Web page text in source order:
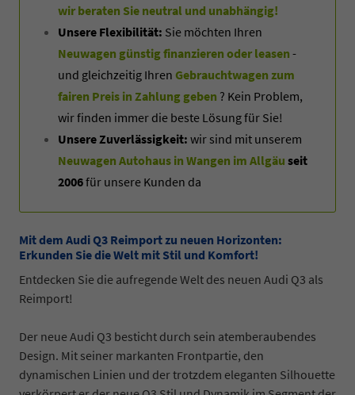
wir beraten Sie neutral und unabhängig!
Unsere Flexibilität: Sie möchten Ihren
Neuwagen günstig finanzieren oder leasen -
und gleichzeitig Ihren Gebrauchtwagen zum
fairen Preis in Zahlung geben ? Kein Problem,
wir finden immer die beste Lösung für Sie!
Unsere Zuverlässigkeit: wir sind mit unserem
Neuwagen Autohaus in Wangen im Allgäu seit
2006für unsere Kunden da
Mit dem Audi Q3 Reimport zu neuen Horizonten:
Erkunden Sie die Welt mit Stil und Komfort!
Entdecken Sie die aufregende Welt des neuen Audi Q3 als
Reimport!
Der neue Audi Q3 besticht durch sein atemberaubendes
Design. Mit seiner markanten Frontpartie, den
dynamischen Linien und der trotzdem eleganten Silhouette